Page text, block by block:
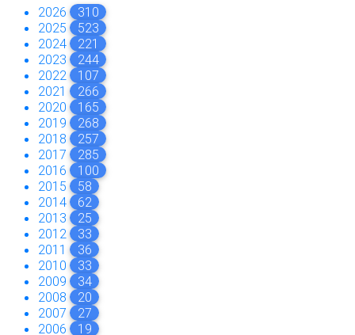
2026
310
2025
523
2024
221
2023
244
2022
107
2021
266
2020
165
2019
268
2018
257
2017
285
2016
100
2015
58
2014
62
2013
25
2012
33
2011
36
2010
33
2009
34
2008
20
2007
27
2006
19